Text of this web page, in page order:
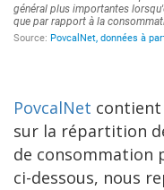
PovcalNet
sur la répartition
de consommation
ci-dessous, nous